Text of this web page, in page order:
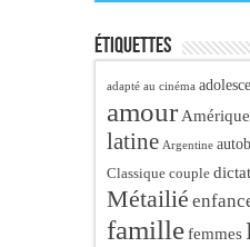
Étiquettes
adapté au cinéma
amour
latine Argentine
Classique couple
Métailié
famille femmes